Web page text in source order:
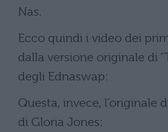
Nas.
Ecco quindi i video dei
dalla versione originale di
degli Ednaswap:
Questa, invece, l’originale
di Gloria Jones: